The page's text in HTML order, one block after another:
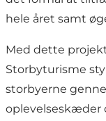
hele året samt
Med dette
Storbyturisme
storbyerne